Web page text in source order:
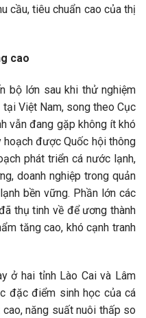
cầu, tiêu chuẩn cao của thị
cao
bộ lớn sau khi thử nghiệm
Việt Nam, song theo Cục
vẫn đang gặp không ít khó
hoạch được Quốc hội thông
phát triển cá nước lạnh,
doanh nghiệp trong quản
bền vững. Phần lớn các
thụ tinh về để ương thành
tăng cao, khó cạnh tranh
ở hai tỉnh Lào Cai và Lâm
đặc điểm sinh học của cá
năng suất nuôi thấp so